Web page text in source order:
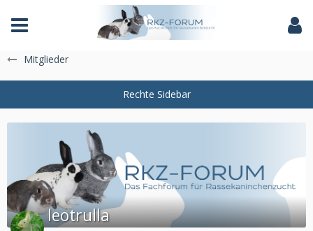
Das Fachforum der Rassekaninchenzucht
Mitglieder
leotrulla